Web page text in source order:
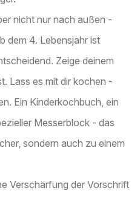
nicht nur nach außen -
dem 4. Lebensjahr ist
Zeige deinem
Lass es mit dir kochen -
Ein Kinderkochbuch, ein
Messerblock - das
sondern auch zu einem
Verschärfung der Vorschrift